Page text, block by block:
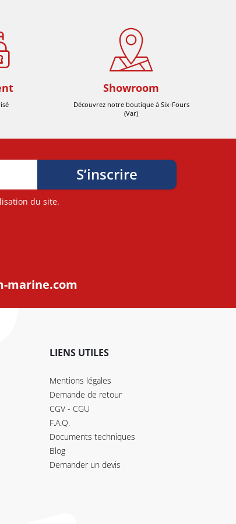
Showroom
Découvrez notre boutique à Six-Fours
(Var)
du site.
marine.com
LIENS UTILES
Mentions légales
Demande de retour
CGV - CGU
F.A.Q.
Documents techniques
Blog
Demander un devis